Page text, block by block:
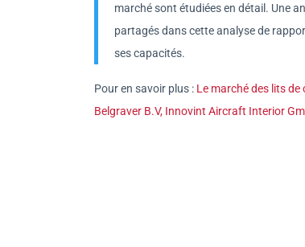
marché sont étudiées en détail. Une
partagés dans cette analyse de
ses capacités.
Pour en savoir plus : Le marché des lits
Belgraver B.V, Innovint Aircraft Interior